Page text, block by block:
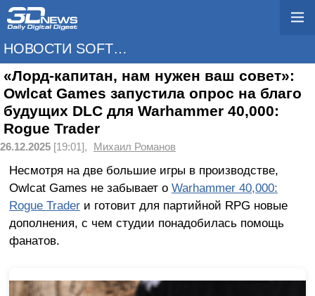
НОВОСТИ SOFTWARE
«Лорд-капитан, нам нужен ваш совет»:
Owlcat Games запустила опрос на благо
будущих DLC для Warhammer 40,000:
Rogue Trader
26.12.2025 [19:01], Михаил Романов
Несмотря на две большие игры в производстве,
Owlcat Games не забывает о Warhammer 40,000:
Rogue Traderи готовит для партийной RPG новые
дополнения, с чем студии понадобилась помощь
фанатов.